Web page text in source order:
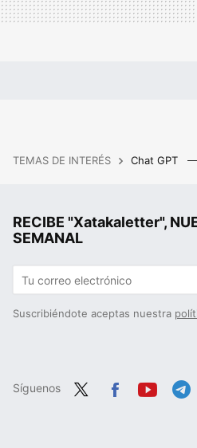
TEMAS DE INTERÉS Chat GPT
RECIBE "Xatakaletter",
SEMANAL
Suscribiéndote aceptas nuestra
Síguenos